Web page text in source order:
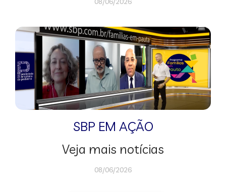
SBP EM AÇÃO
Veja mais notícias
08/06/2026